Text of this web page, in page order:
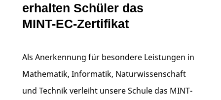
erhalten Schüler das
MINT-EC-Zertifikat
Als Anerkennung für besondere Leistungen in
Mathematik, Informatik, Naturwissenschaft
und Technik verleiht unsere Schule das MINT-